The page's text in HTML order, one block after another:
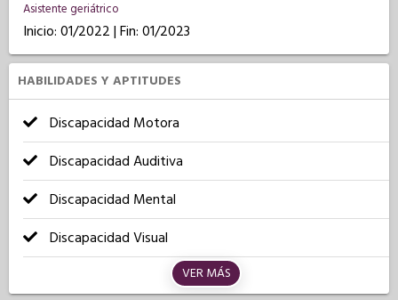
Asistente geriátrico
Inicio: 01/2022 | Fin: 01/2023
HABILIDADES Y APTITUDES
Discapacidad Motora
Discapacidad Auditiva
Discapacidad Mental
Discapacidad Visual
VER MÁS